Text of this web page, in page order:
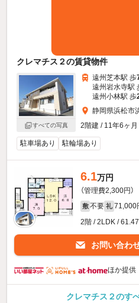
クレマチス２の賃貸物件
すべての写真
遠州芝本駅 歩
遠州岩水寺駅
遠州小林駅 歩
静岡県浜松市
2階建 / 11年6ヶ月
駐車場あり 駐輪場あり
6.1万円
（管理費2,300円）
敷 不要 礼 71,000
2階 / 2LDK /
お問い合わ
ほか提供
クレマチス２のす